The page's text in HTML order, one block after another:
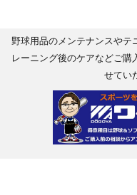
野球用品のメンテナンスやテ
レーニング後のケアなどご購
せてい